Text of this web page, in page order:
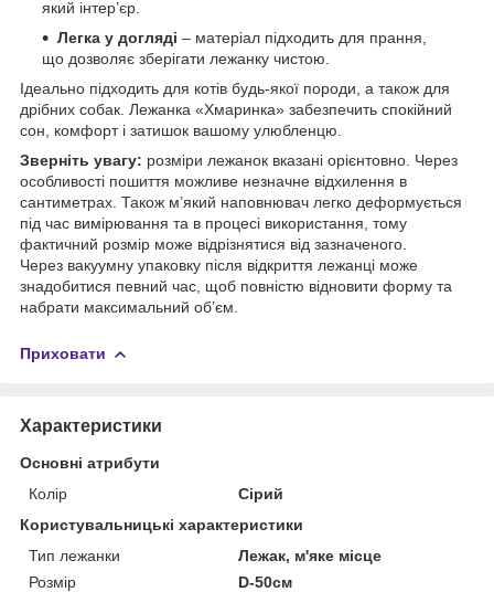
який інтер’єр.
Легка у догляді – матеріал підходить для прання,
що дозволяє зберігати лежанку чистою.
Ідеально підходить для котів будь-якої породи, а також для
дрібних собак. Лежанка «Хмаринка» забезпечить спокійний
сон, комфорт і затишок вашому улюбленцю.
Зверніть увагу: розміри лежанок вказані орієнтовно. Через
особливості пошиття можливе незначне відхилення в
сантиметрах. Також м’який наповнювач легко деформується
під час вимірювання та в процесі використання, тому
фактичний розмір може відрізнятися від зазначеного.
Через вакуумну упаковку після відкриття лежанці може
знадобитися певний час, щоб повністю відновити форму та
набрати максимальний об’єм.
Приховати
Характеристики
Основні атрибути
Колір
Сірий
Користувальницькі характеристики
Тип лежанки
Лежак, м'яке місце
Розмір
D-50см